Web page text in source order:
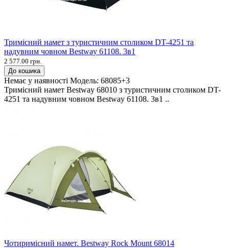
Тримісний намет з туристичним столиком DT-4251 та
надувним човном Bestway 61108. 3в1
2 577.00 грн.
До кошика
Немає у наявності Модель: 68085+3
Тримісний намет Bestway 68010 з туристичним столиком DT-
4251 та надувним човном Bestway 61108. 3в1 ..
Чотиримісний намет. Bestway Rock Mount 68014